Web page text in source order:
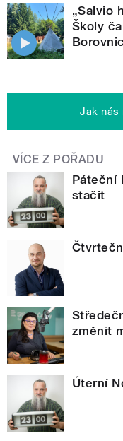
„Salvio
Školy
Jak nás
VÍCE Z POŘADU
Páteční
stačit
změnit
Úterní